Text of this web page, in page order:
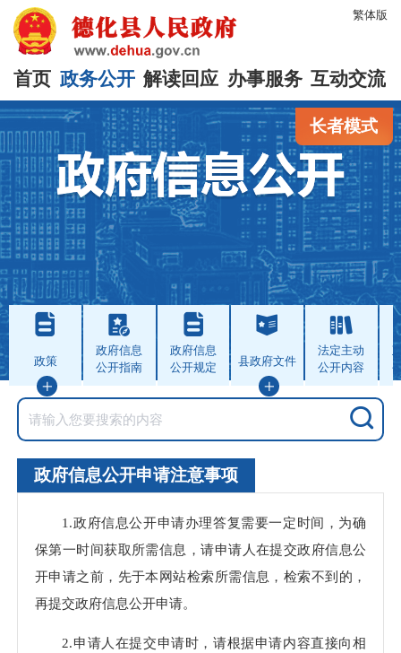
繁体版
首页 政务公开 解读回应 办事服务 互动交流
长者模式
政策
政府信息
公开指南
政府信息
公开规定
县政府文件
法定主动
公开内容
政府信息公开申请注意事项
1.政府信息公开申请办理答复需要一定时间，为确
保第一时间获取所需信息，请申请人在提交政府信息公
开申请之前，先于本网站检索所需信息，检索不到的，
再提交政府信息公开申请。
2.申请人在提交申请时，请根据申请内容直接向相